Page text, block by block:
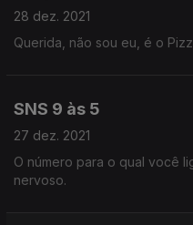
28 dez. 2021
Querida, não sou eu, é o
SNS 9 às 5
27 dez. 2021
O número para o qual você
nervoso.